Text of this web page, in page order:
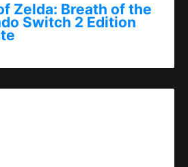
Zelda: Breath of the
Switch 2 Edition